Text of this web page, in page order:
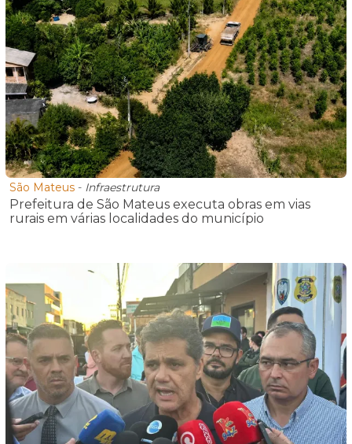
São Mateus - Infraestrutura
Prefeitura de São Mateus executa obras em vias
rurais em várias localidades do município